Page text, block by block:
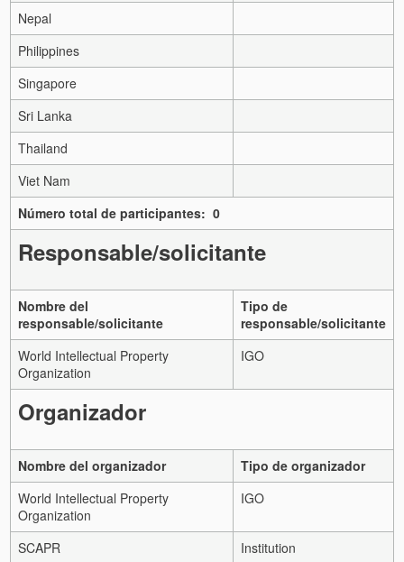
Nepal
Philippines
Singapore
Sri Lanka
Thailand
Viet Nam
Número total de participantes: 0
Responsable/solicitante
Nombre del
responsable/solicitante
Tipo de
responsable/solicitante
World Intellectual Property
Organization
IGO
Organizador
Nombre del organizador
Tipo de organizador
World Intellectual Property
Organization
IGO
SCAPR Institution